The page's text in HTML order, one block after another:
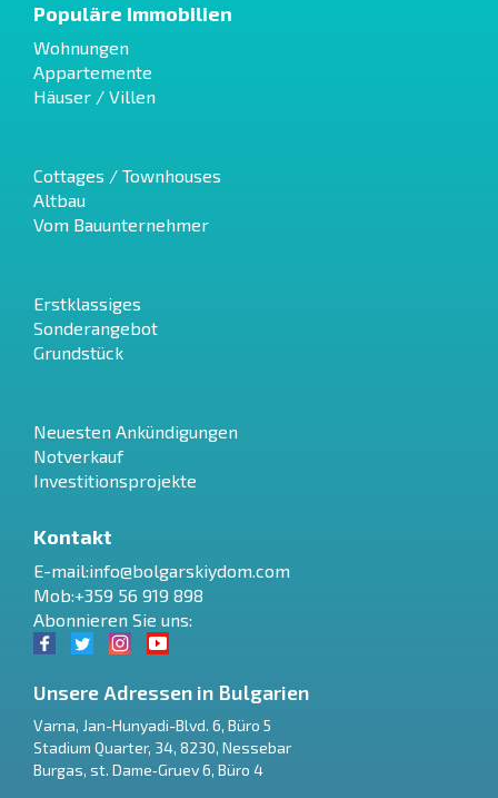
Populäre Immobilien
Wohnungen
Appartemente
Häuser / Villen
Cottages / Townhouses
Altbau
Vom Bauunternehmer
Erstklassiges
Sonderangebot
Grundstück
Neuesten Ankündigungen
Notverkauf
Investitionsprojekte
Kontakt
E-mail:info@bolgarskiydom.com
Mob:+359 56 919 898
Abonnieren Sie uns:
Unsere Adressen in Bulgarien
Varna, Jan-Hunyadi-Blvd. 6, Büro 5
Stadium Quarter, 34, 8230, Nessebar
Burgas, st. Dame‑Gruev 6, Büro 4